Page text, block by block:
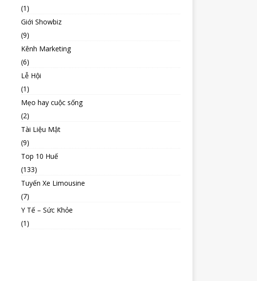
(1)
Giới Showbiz
(9)
Kênh Marketing
(6)
Lễ Hội
(1)
Mẹo hay cuộc sống
(2)
Tài Liệu Mật
(9)
Top 10 Huế
(133)
Tuyến Xe Limousine
(7)
Y Tế – Sức Khỏe
(1)